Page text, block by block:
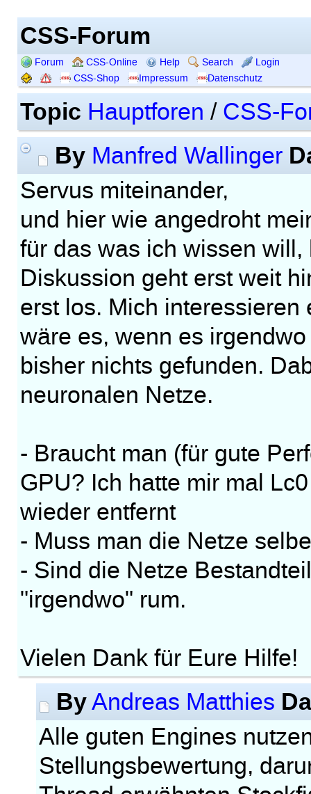
CSS-Forum
Forum CSS-Online Help Search
Login
CSS-Shop
Impressum Datenschutz
Topic Hauptforen / CSS-
By Manfred Wallinger
Servus miteinander,
und hier wie angedroht
für das was ich wissen
Diskussion geht erst weit
erst los. Mich
wäre es, wenn es
bisher nichts gefunden.
neuronalen Netze.
- Braucht man (für gute
GPU? Ich hatte mir mal
wieder entfernt
- Muss man die Netze
- Sind die Netze
"irgendwo" rum.
Vielen Dank für Eure Hilfe!
ByAndreas Matthies
Alle guten Engines
Stellungsbewertung,